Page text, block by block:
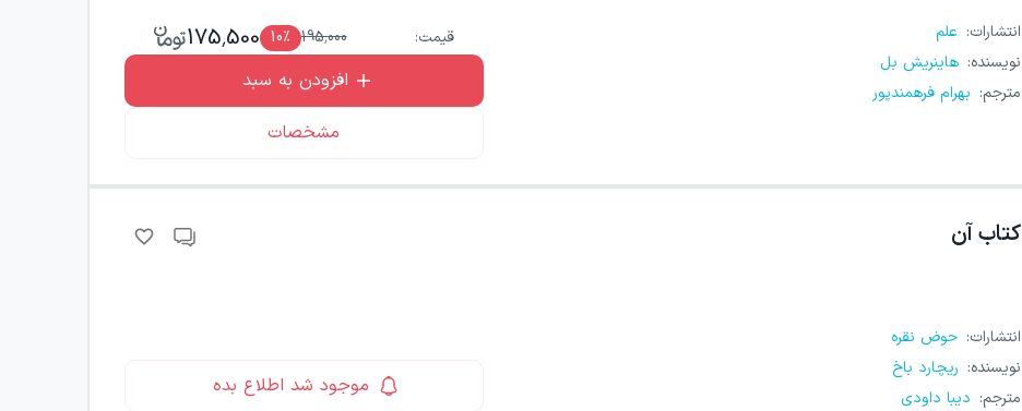
انتشارات: علم
نویسنده: هاینریش بل
مترجم: بهرام فرهمندپور
قیمت: 195,000
10٪ 175,500
افزودن به سبد
مشخصات
کتابآن
انتشارات: حوض نقره
نویسنده: ریچارد باخ
مترجم: دیبا داودی
موجود شد اطلاع بده